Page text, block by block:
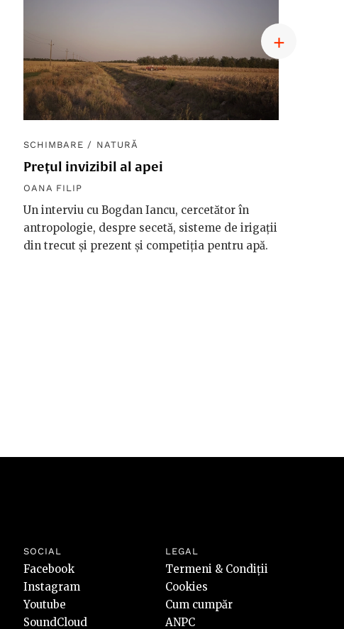
SCHIMBARE / NATURĂ
Prețul invizibil al apei
OANA FILIP
Un interviu cu Bogdan Iancu, cercetător în
antropologie, despre secetă, sisteme de irigații
din trecut și prezent și competiția pentru apă.
SOCIAL
Facebook
Instagram
Youtube
SoundCloud
LEGAL
Termeni & Condiții
Cookies
Cum cumpăr
ANPC